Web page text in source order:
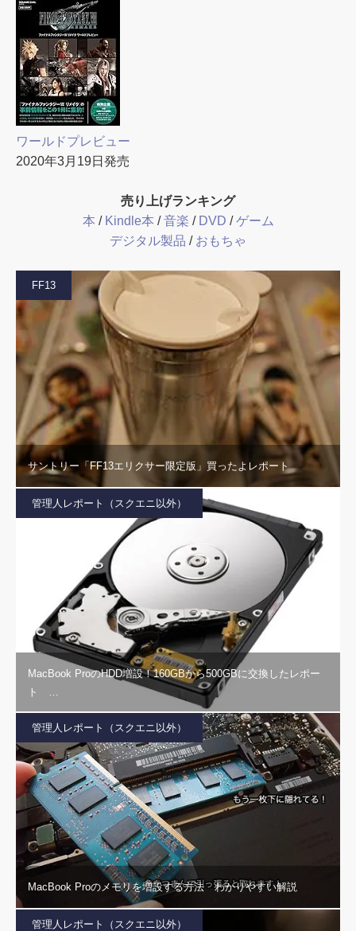
ワールドプレビュー
2020年3月19日発売
売り上げランキング
本 / Kindle本 /音楽 / DVD /ゲーム
デジタル製品 / おもちゃ
FF13
サントリー「FF13エリクサー限定版」買ったよレポート
管理人レポート（スクエニ以外）
MacBook ProのHDD増設！160GBから500GBに交換したレポー
ト …
管理人レポート（スクエニ以外）
MacBook Proのメモリを増設する方法 わかりやすい解説
管理人レポート（スクエニ以外）